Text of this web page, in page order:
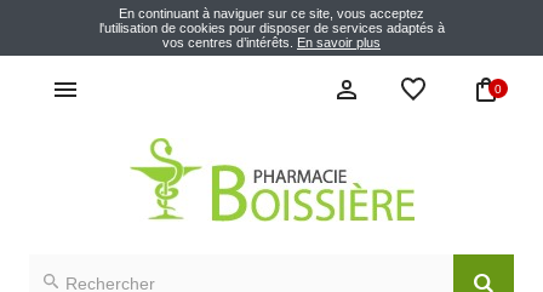
En continuant à naviguer sur ce site, vous acceptez
l'utilisation de cookies pour disposer de services adaptés à
vos centres d’intérêts. En savoir plus
0